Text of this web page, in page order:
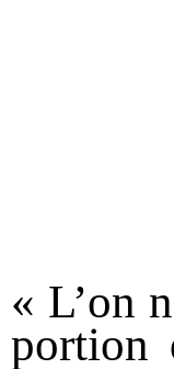
« L’on
portion